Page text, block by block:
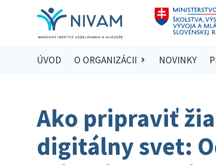
ÚVOD O ORGANIZÁCII NOVINKY
Ako pripraviť
digitálny svet: